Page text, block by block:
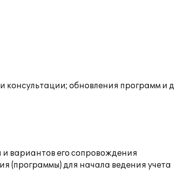
консультации; обновления программ и
вариантов его сопровождения
(программы) для начала ведения учета